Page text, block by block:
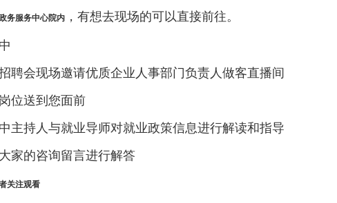
务服务中心院内，有想去现场的可以直接前往。
聘会现场邀请优质企业人事部门负责人做客直播间
位送到您面前
主持人与就业导师对就业政策信息进行解读和指导
家的咨询留言进行解答
关注观看